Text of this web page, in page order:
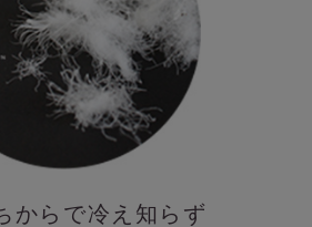
からで冷え知らず